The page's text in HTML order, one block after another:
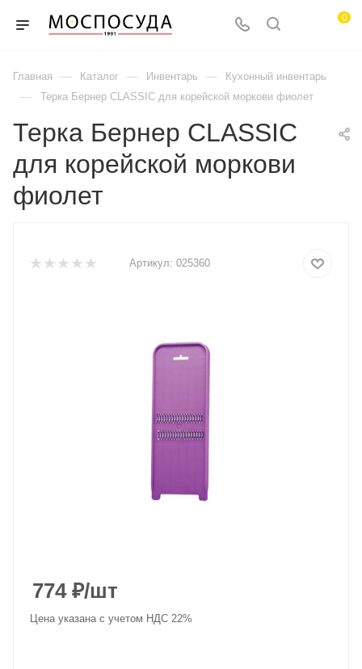
0
Главная — Каталог — Инвентарь — Кухонный инвентарь
— Терка Бернер CLASSIC для корейской моркови фиолет
Терка Бернер CLASSIC
для корейской моркови
фиолет
Артикул: 025360
774₽/шт
Цена указана с учетом НДС 22%